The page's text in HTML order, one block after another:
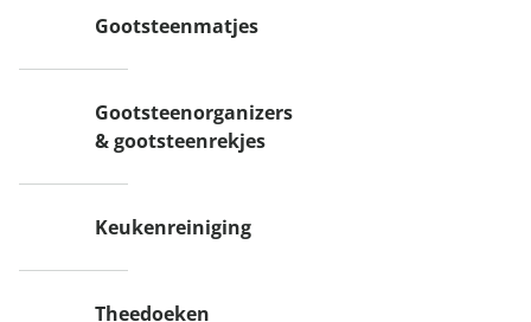
Gootsteenmatjes
Gootsteenorganizers
& gootsteenrekjes
Keukenreiniging
Theedoeken